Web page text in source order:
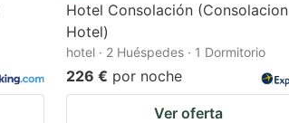
Hotel Consolación (Consolacion
Hotel)
hotel · 2 Huéspedes · 1 Dormitorio
226 € por noche
Ver oferta